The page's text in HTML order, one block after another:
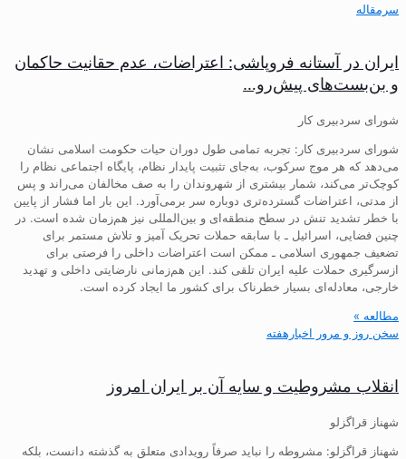
سرمقاله
ایران در آستانه فروپاشی: اعتراضات، عدم حقانیت حاکمان
و بن‌بست‌های پیش‌رو…
شورای سردبیری کار
شورای سردبیری کار: تجربه تمامی طول دوران حیات حکومت اسلامی نشان
می‌دهد که هر موج سرکوب، به‌جای تثبیت پایدار نظام، پایگاه اجتماعی نظام را
کوچک‌تر می‌کند، شمار بیشتری از شهروندان را به صف مخالفان می‌راند و پس
از مدتی، اعتراضات گسترده‌تری دوباره سر برمی‌آورد. این بار اما فشار از پایین
با خطر تشدید تنش در سطح منطقه‌ای و بین‌المللی نیز هم‌زمان شده است. در
چنین فضایی، اسرائیل ـ با سابقه حملات تحریک آمیز و تلاش مستمر برای
تضعیف جمهوری اسلامی ـ ممکن است اعتراضات داخلی را فرصتی برای
ازسرگیری حملات علیه ایران تلقی کند. این هم‌زمانی نارضایتی داخلی و تهدید
خارجی، معادله‌ای بسیار خطرناک برای کشور ما ایجاد کرده است.
مطالعه »
سخن روز و مرور اخبارهفته
انقلاب مشروطیت و سایه آن بر ایران امروز
شهناز قراگزلو
شهناز قراگزلو: مشروطه را نباید صرفاً رویدادی متعلق به گذشته دانست، بلکه